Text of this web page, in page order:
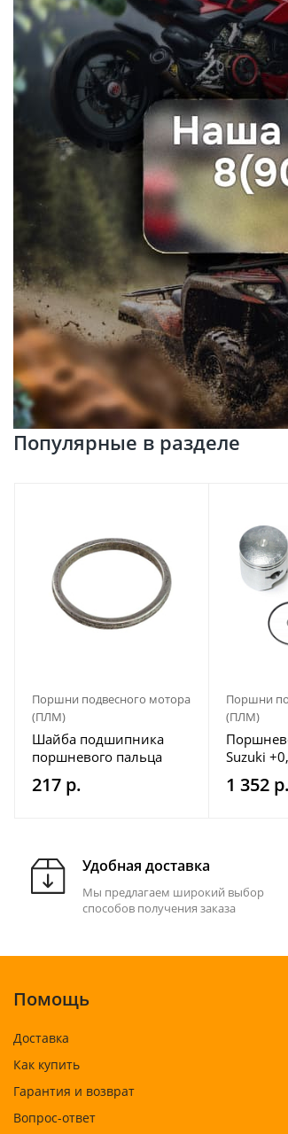
Популярные в разделе
Поршни подвесного мотора
(ПЛМ)
Шайба подшипника
поршневого пальца
Marine Rocket (30F-
01.04.00.29)
217 р.
Поршни
(ПЛМ)
Suzuki
1 352 р.
Удобная доставка
Мы предлагаем широкий выбор
способов получения заказа
Помощь
Доставка
Как купить
Гарантия и возврат
Вопрос-ответ